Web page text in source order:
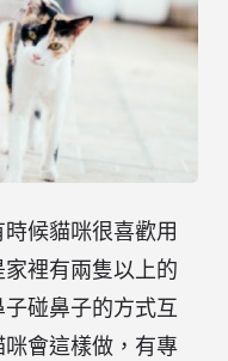
候貓咪很喜歡用
裡有兩隻以上的
碰鼻子的方式互
會這樣做，有專